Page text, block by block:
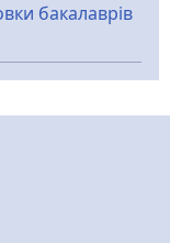
бакалаврів